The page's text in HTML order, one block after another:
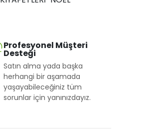
Profesyonel Müşteri
Desteği
Satın alma yada başka
herhangi bir aşamada
yaşayabileceğiniz tüm
sorunlar için yanınızdayız.